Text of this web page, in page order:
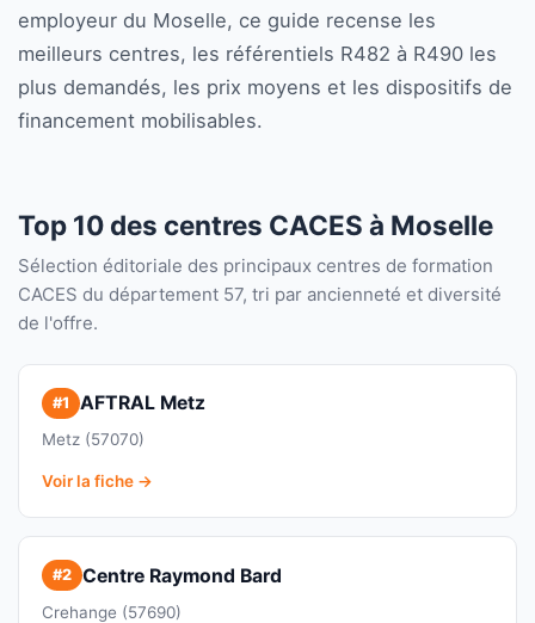
employeur du Moselle, ce guide recense les
meilleurs centres, les référentiels R482 à R490 les
plus demandés, les prix moyens et les dispositifs de
financement mobilisables.
Top 10 des centres CACES à Moselle
Sélection éditoriale des principaux centres de formation
CACES du département 57, tri par ancienneté et diversité
de l'offre.
#1 AFTRAL Metz
Metz (57070)
Voir la fiche →
#2 Centre Raymond Bard
Crehange (57690)